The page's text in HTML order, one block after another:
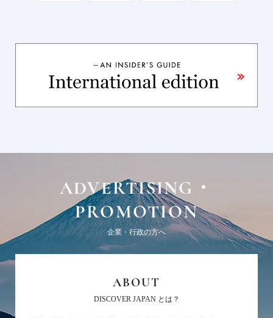
ADVERTISING・
PROMOTION
企業・行政の方へ
ABOUT
DISCOVER JAPAN とは？